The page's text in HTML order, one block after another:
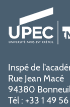
Inspé de
Rue Jean Macé
94380
Tél : +33 1 49